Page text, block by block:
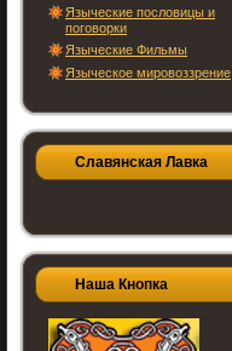
Языческие пословицы и
поговорки
Языческие Фильмы
Языческое мировоззрение
Славянская Лавка
Наша Кнопка